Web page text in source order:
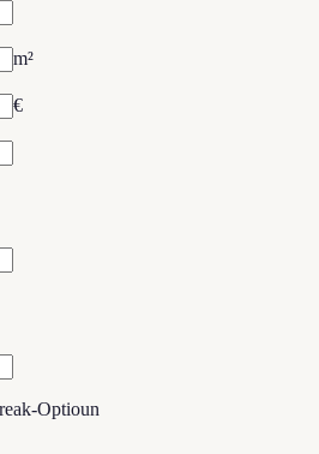
m²
€
Optioun